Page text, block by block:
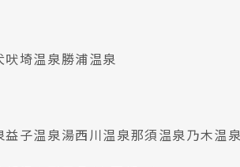
吠埼温泉勝浦温泉
益子温泉湯西川温泉那須温泉乃木温